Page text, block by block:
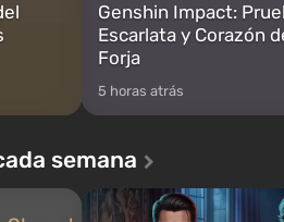
Genshin Impact:
Escarlata y Corazón
Forja
5 horas atrás
semana